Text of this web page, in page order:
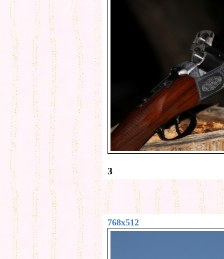
3
768x512